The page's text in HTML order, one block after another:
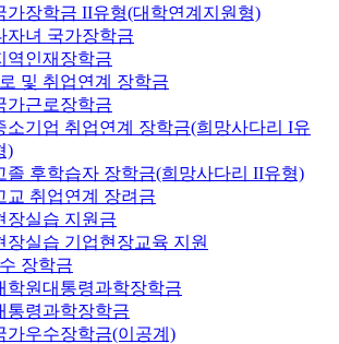
가장학금 II유형(대학연계지원형)
자녀 국가장학금
역인재장학금
및 취업연계 장학금
가근로장학금
소기업 취업연계 장학금(희망사다리 I유
)
졸 후학습자 장학금(희망사다리 II유형)
교 취업연계 장려금
장실습 지원금
장실습 기업현장교육 지원
장학금
학원대통령과학장학금
통령과학장학금
가우수장학금(이공계)